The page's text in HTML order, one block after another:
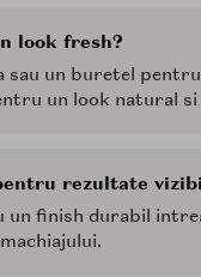
look fresh?
un buretel
un look natural si
rezultate
finish durabil